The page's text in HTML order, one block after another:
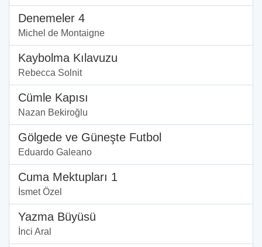
Denemeler 4
Michel de Montaigne
Kaybolma Kılavuzu
Rebecca Solnit
Cümle Kapısı
Nazan Bekiroğlu
Gölgede ve Güneşte Futbol
Eduardo Galeano
Cuma Mektupları 1
İsmet Özel
Yazma Büyüsü
İnci Aral